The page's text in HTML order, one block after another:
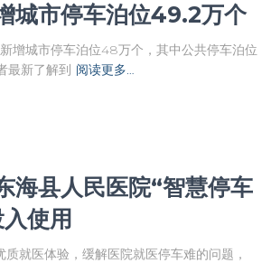
城市停车泊位49.2万个
增城市停车泊位48万个，其中公共停车泊位
最新了解到 阅读更多…
海县人民医院“智慧停车
使用
就医体验，缓解医院就医停车难的问题，